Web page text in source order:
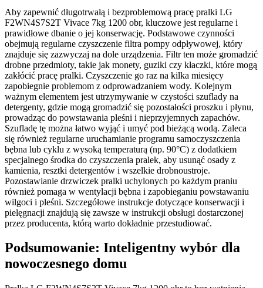
Aby zapewnić długotrwałą i bezproblemową pracę pralki LG
F2WN4S7S2T Vivace 7kg 1200 obr, kluczowe jest regularne i
prawidłowe dbanie o jej konserwację. Podstawowe czynności
obejmują regularne czyszczenie filtra pompy odpływowej, który
znajduje się zazwyczaj na dole urządzenia. Filtr ten może gromadzić
drobne przedmioty, takie jak monety, guziki czy kłaczki, które mogą
zakłócić pracę pralki. Czyszczenie go raz na kilka miesięcy
zapobiegnie problemom z odprowadzaniem wody. Kolejnym
ważnym elementem jest utrzymywanie w czystości szuflady na
detergenty, gdzie mogą gromadzić się pozostałości proszku i płynu,
prowadząc do powstawania pleśni i nieprzyjemnych zapachów.
Szufladę tę można łatwo wyjąć i umyć pod bieżącą wodą. Zaleca
się również regularne uruchamianie programu samoczyszczenia
bębna lub cyklu z wysoką temperaturą (np. 90°C) z dodatkiem
specjalnego środka do czyszczenia pralek, aby usunąć osady z
kamienia, resztki detergentów i wszelkie drobnoustroje.
Pozostawianie drzwiczek pralki uchylonych po każdym praniu
również pomaga w wentylacji bębna i zapobieganiu powstawaniu
wilgoci i pleśni. Szczegółowe instrukcje dotyczące konserwacji i
pielęgnacji znajdują się zawsze w instrukcji obsługi dostarczonej
przez producenta, którą warto dokładnie przestudiować.
Podsumowanie: Inteligentny wybór dla
nowoczesnego domu